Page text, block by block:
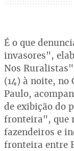
É o que
invasores",
Nos
(14) à noite, no
Paulo,
de exibição do
fronteira", que
fazendeiros e
fronteira entre